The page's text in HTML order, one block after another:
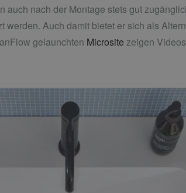
auch nach der Montage stets gut
Auch damit bietet er sich als
gelaunchten Microsite zeigen